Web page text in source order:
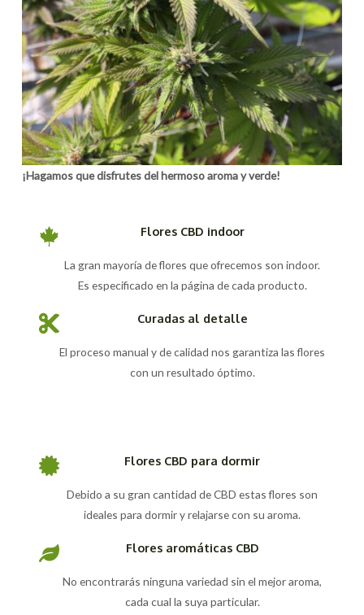
¡Hagamos que disfrutes del hermoso aroma y verde!
Flores CBD indoor
La gran mayoría de flores que ofrecemos son indoor.
Es especificado en la página de cada producto.
Curadas al detalle
El proceso manual y de calidad nos garantiza las flores
con un resultado óptimo.
Flores CBD para dormir
Debido a su gran cantidad de CBD estas flores son
ideales para dormir y relajarse con su aroma.
Flores aromáticas CBD
No encontrarás ninguna variedad sin el mejor aroma,
cada cual la suya particular.